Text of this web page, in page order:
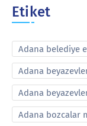
Etiket
Adana belediye
Adana
Adana
Adana bozcalar